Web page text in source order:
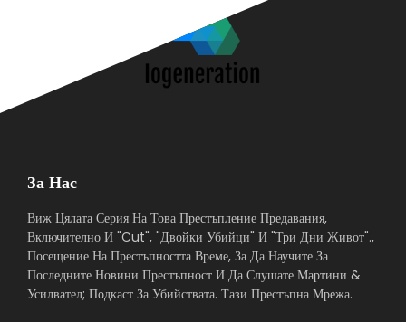
За Нас
Виж Цялата Серия На Това Престъпление Предавания,
Включително И "Cut", "Двойки Убийци" И "Три Дни Живот".,
Посещение На Престъпността Време, За Да Научите За
Последните Новини Престъпност И Да Слушате Мартини &
Усилвател; Подкаст За Убийствата. Тази Престъпна Мрежа.